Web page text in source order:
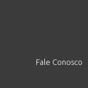
Fale Conosco